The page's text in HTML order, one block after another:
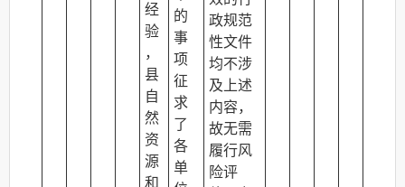
经
验
，
县
自
然
资
源
和
的
事
项
征
求
了
各
单
政规范
性文件
均不涉
及上述
内容，
故无需
履行风
险评